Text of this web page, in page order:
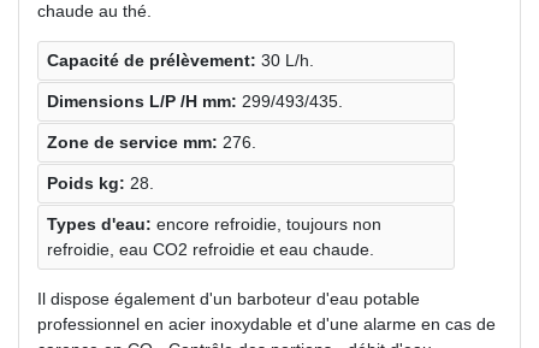
chaude au thé.
Capacité de prélèvement: 30 L/h.
Dimensions L/P /H mm: 299/493/435.
Zone de service mm: 276.
Poids kg: 28.
Types d'eau: encore refroidie, toujours non
refroidie, eau CO2 refroidie et eau chaude.
Il dispose également d'un barboteur d'eau potable
professionnel en acier inoxydable et d'une alarme en cas de